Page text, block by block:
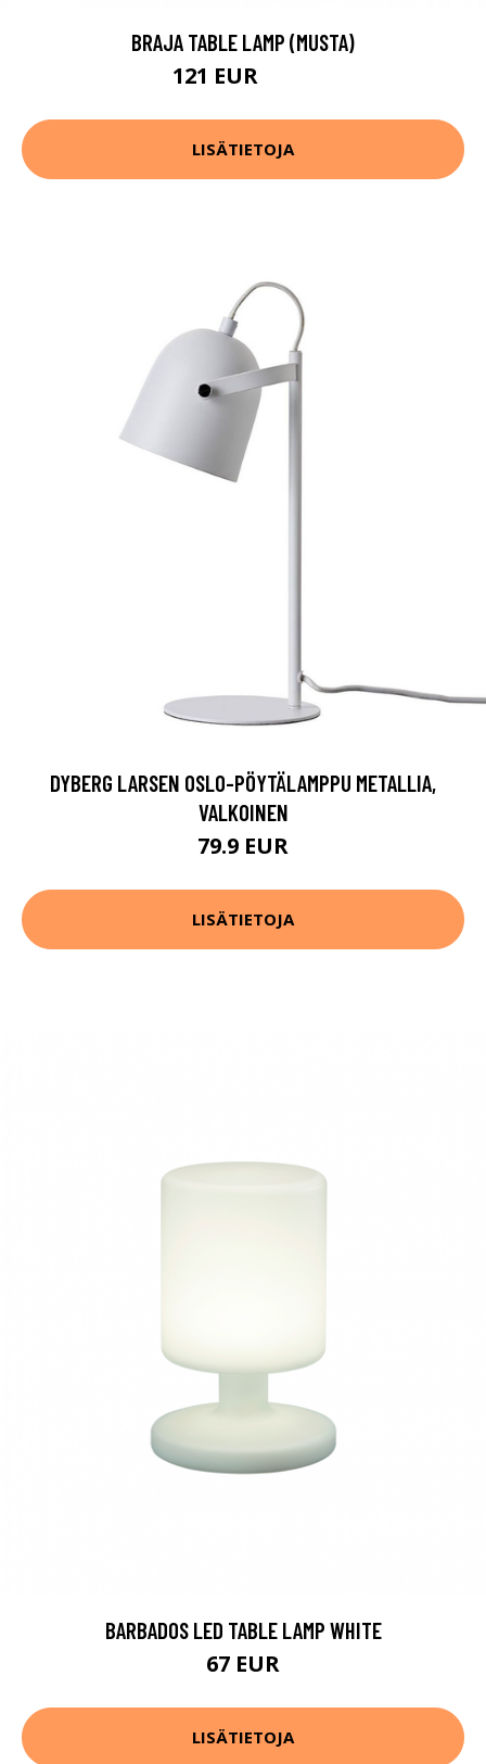
BRAJA TABLE LAMP (MUSTA)
121 EUR
LISÄTIETOJA
DYBERG LARSEN OSLO-PÖYTÄLAMPPU METALLIA,
VALKOINEN
79.9 EUR
LISÄTIETOJA
BARBADOS LED TABLE LAMP WHITE
67 EUR
LISÄTIETOJA